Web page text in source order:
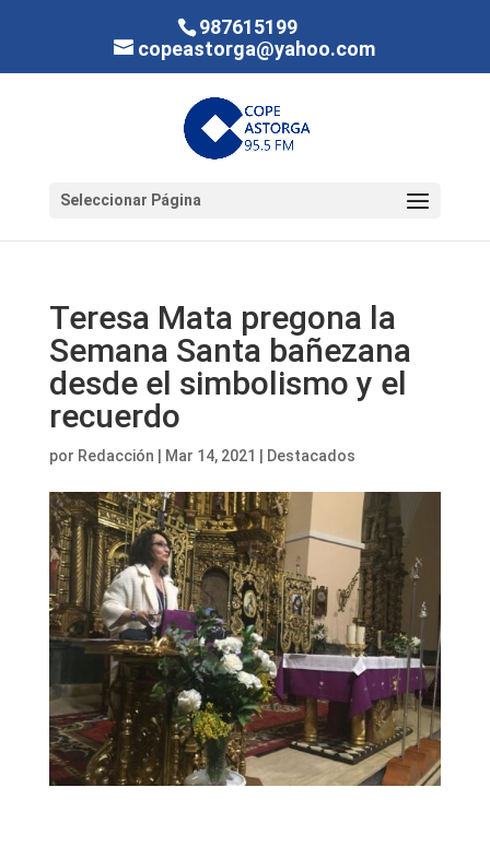
987615199
copeastorga@yahoo.com
Seleccionar Página
Teresa Mata pregona la
Semana Santa bañezana
desde el simbolismo y el
recuerdo
por Redacción Mar 14, 2021 Destacados